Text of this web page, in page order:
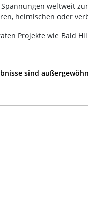
weltweit
heimischen oder
Projekte wie Bald
sind